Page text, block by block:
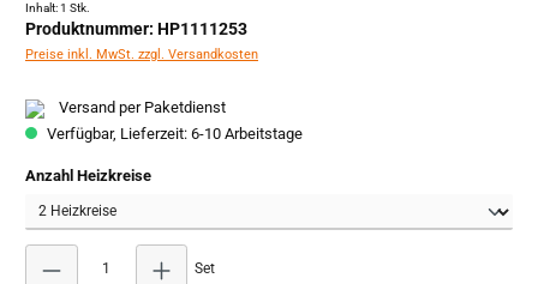
Inhalt:1 Stk.
Produktnummer: HP1111253
Preise inkl. MwSt. zzgl. Versandkosten
Versand per Paketdienst
Verfügbar, Lieferzeit: 6-10 Arbeitstage
Anzahl Heizkreiseauswählen
Set